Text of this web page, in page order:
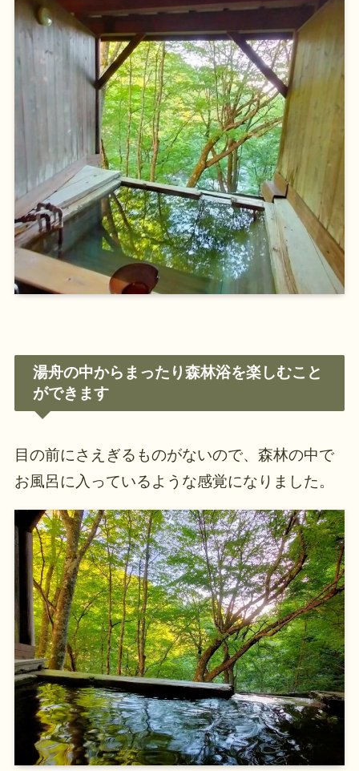
湯舟の中からまったり森林浴を楽しむこと
ができます
目の前にさえぎるものがないので、森林の中で
お風呂に入っているような感覚になりました。